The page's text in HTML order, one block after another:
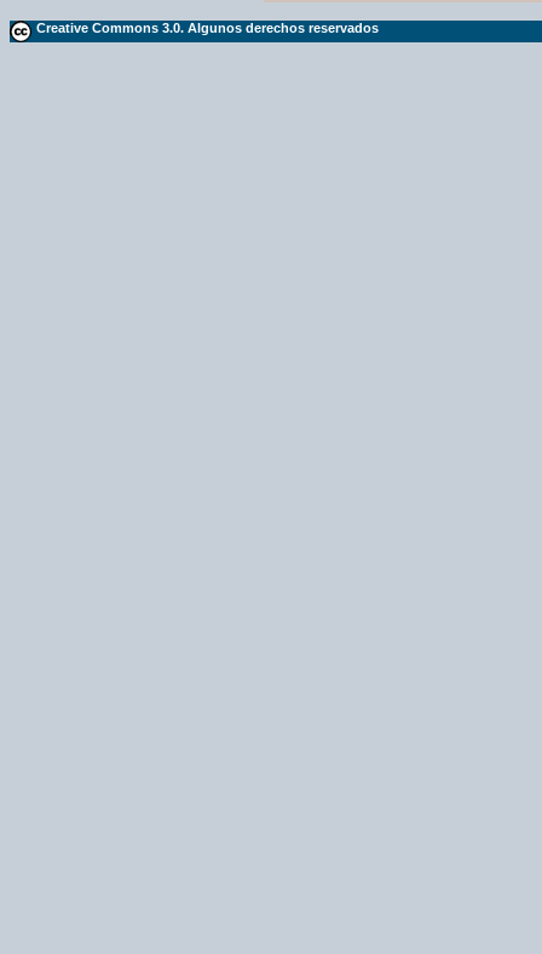
Creative Commons 3.0. Algunos derechos reservados